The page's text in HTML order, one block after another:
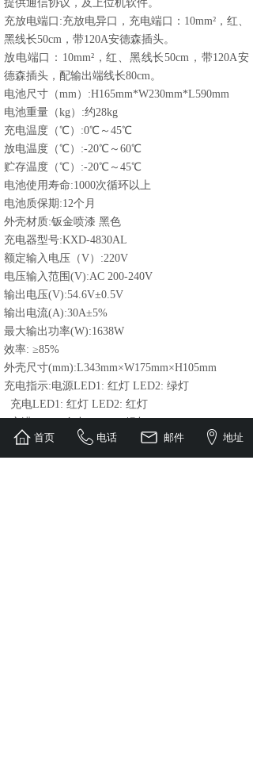
提供通信协议，及上位机软件。
充放电端口:充放电异口，充电端口：10mm²，红、
黑线长50cm，带120A安德森插头。
放电端口：10mm²，红、黑线长50cm，带120A安
德森插头，配输出端线长80cm。
电池尺寸（mm）:H165mm*W230mm*L590mm
电池重量（kg）:约28kg
充电温度（℃）:0℃～45℃
放电温度（℃）:-20℃～60℃
贮存温度（℃）:-20℃～45℃
电池使用寿命:1000次循环以上
电池质保期:12个月
外壳材质:钣金喷漆 黑色
充电器型号:KXD-4830AL
额定输入电压（V）:220V
电压输入范围(V):AC 200-240V
输出电压(V):54.6V±0.5V
输出电流(A):30A±5%
最大输出功率(W):1638W
效率: ≥85%
外壳尺寸(mm):L343mm×W175mm×H105mm
充电指示:电源LED1: 红灯 LED2: 绿灯
充电LED1: 红灯 LED2: 红灯
显示电压（V）、电流(A)
输入接口: 通过IEC 标准
首页 电话 邮件 地址